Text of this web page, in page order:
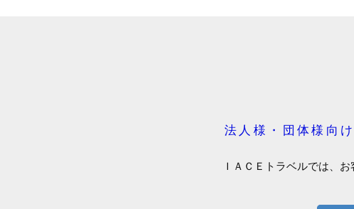
法人様・団体様向
ＩＡＣＥトラベルでは、